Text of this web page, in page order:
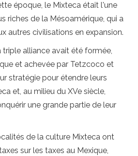
époque, le Mixteca était l'une
riches de la Mésoamérique, qui a
autres civilisations en expansion.
alliance avait été formée,
et achevée par Tetzcoco et
stratégie pour étendre leurs
et, au milieu du XVe siècle,
une grande partie de leur
de la culture Mixteca ont
sur les taxes au Mexique,